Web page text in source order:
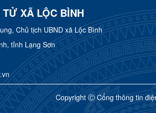
XÃ LỘC BÌNH
Chủ tịch UBND xã Lộc Bình
tỉnh Lạng Sơn
Copyright Ⓒ Cổng thông tin